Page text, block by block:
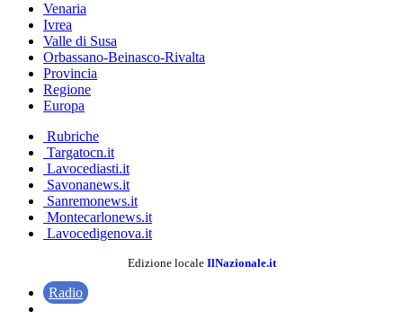
Venaria
Ivrea
Valle di Susa
Orbassano-Beinasco-Rivalta
Provincia
Regione
Europa
Rubriche
Targatocn.it
Lavocediasti.it
Savonanews.it
Sanremonews.it
Montecarlonews.it
Lavocedigenova.it
Edizione locale IlNazionale.it
Radio